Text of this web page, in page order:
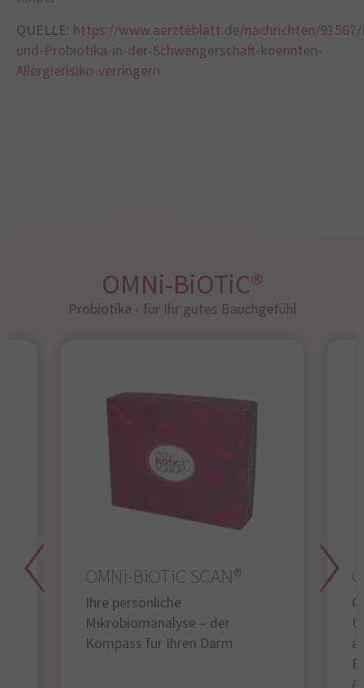
QUELLE: https://www.aerzteblatt.de/nachrichten/91567/
und-Probiotika-in-der-Schwangerschaft-koennten-
Allergierisiko-verringern
OMNi-BiOTiC®
Probiotika - für Ihr gutes Bauchgefühl​
OMNi-BiOTiC SCAN®
Ihre persönliche
Mikrobiomanalyse – der
Kompass für Ihren Darm